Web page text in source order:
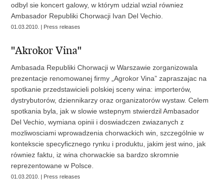
odbyl sie koncert galowy, w którym udzial wzial równiez
Ambasador Republiki Chorwacji Ivan Del Vechio.
01.03.2010. | Press releases
"Akrokor Vina"
Ambasada Republiki Chorwacji w Warszawie zorganizowala
prezentacje renomowanej firmy „Agrokor Vina” zapraszajac na
spotkanie przedstawicieli polskiej sceny wina: importerów,
dystrybutorów, dziennikarzy oraz organizatorów wystaw. Celem
spotkania byla, jak w slowie wstepnym stwierdzil Ambasador
Del Vechio, wymiana opinii i doswiadczen zwiazanych z
mozliwosciami wprowadzenia chorwackich win, szczególnie w
kontekscie specyficznego rynku i produktu, jakim jest wino, jak
równiez faktu, iz wina chorwackie sa bardzo skromnie
reprezentowane w Polsce.
01.03.2010. | Press releases